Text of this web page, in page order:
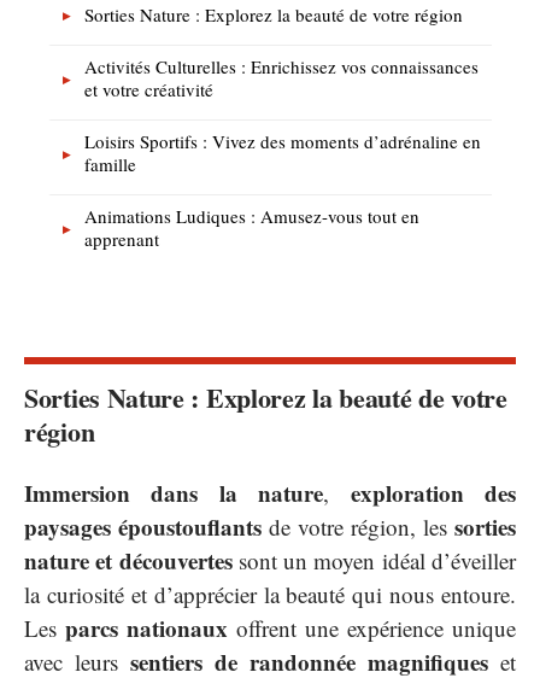
Sorties Nature : Explorez la beauté de votre région
Activités Culturelles : Enrichissez vos connaissances
et votre créativité
Loisirs Sportifs : Vivez des moments d’adrénaline en
famille
Animations Ludiques : Amusez-vous tout en
apprenant
Sorties Nature : Explorez la beauté de votre
région
Immersion dans la nature, exploration des
paysages époustouflants de votre région, les sorties
nature et découvertessont un moyen idéal d’éveiller
la curiosité et d’apprécier la beauté qui nous entoure.
Les parcs nationaux offrent une expérience unique
avec leurs sentiers de randonnée magnifiques et